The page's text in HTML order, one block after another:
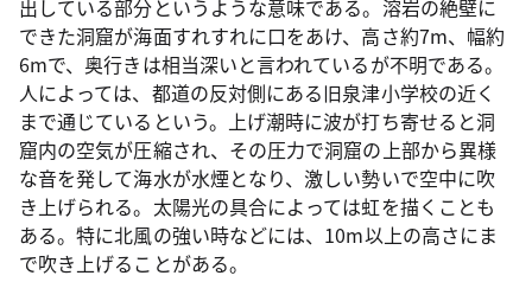
出している部分というような意味である。溶岩の絶壁に
できた洞窟が海面すれすれに口をあけ、高さ約7m、幅約
6mで、奥行きは相当深いと言われているが不明である。
人によっては、都道の反対側にある旧泉津小学校の近く
まで通じているという。上げ潮時に波が打ち寄せると洞
窟内の空気が圧縮され、その圧力で洞窟の上部から異様
な音を発して海水が水煙となり、激しい勢いで空中に吹
き上げられる。太陽光の具合によっては虹を描くことも
ある。特に北風の強い時などには、10m以上の高さにま
で吹き上げることがある。